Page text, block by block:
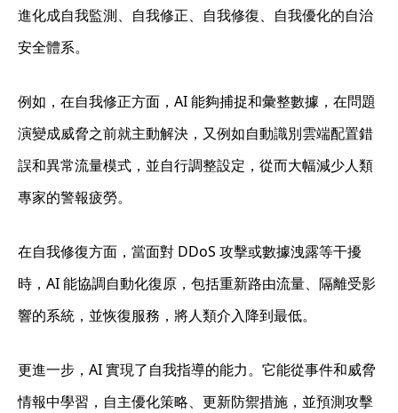
進化成自我監測、自我修正、自我修復、自我優化的自治
安全體系。
例如，在自我修正方面，AI 能夠捕捉和彙整數據，在問題
演變成威脅之前就主動解決，又例如自動識別雲端配置錯
誤和異常流量模式，並自行調整設定，從而大幅減少人類
專家的警報疲勞。
在自我修復方面，當面對 DDoS 攻擊或數據洩露等干擾
時，AI 能協調自動化復原，包括重新路由流量、隔離受影
響的系統，並恢復服務，將人類介入降到最低。
更進一步，AI 實現了自我指導的能力。它能從事件和威脅
情報中學習，自主優化策略、更新防禦措施，並預測攻擊